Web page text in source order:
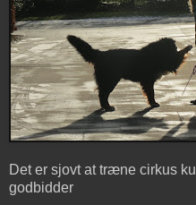
Det er sjovt at træne cirkus
godbidder